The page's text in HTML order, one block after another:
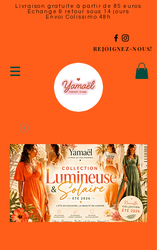
Livraison gratuite à partir de 85 euros
Échange & retour sous 14 jours
Envoi Colissimo 48h
REJOIGNEZ-NOUS!